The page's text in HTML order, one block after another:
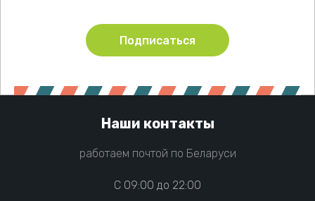
Подписаться
Наши контакты
работаем почтой по Беларуси
C 09:00 до 22:00